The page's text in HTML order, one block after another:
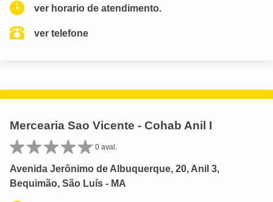
ver horario de atendimento.
ver telefone
Mercearia Sao Vicente - Cohab Anil I
0 aval.
Avenida Jerônimo de Albuquerque, 20, Anil 3,
Bequimão, São Luís - MA